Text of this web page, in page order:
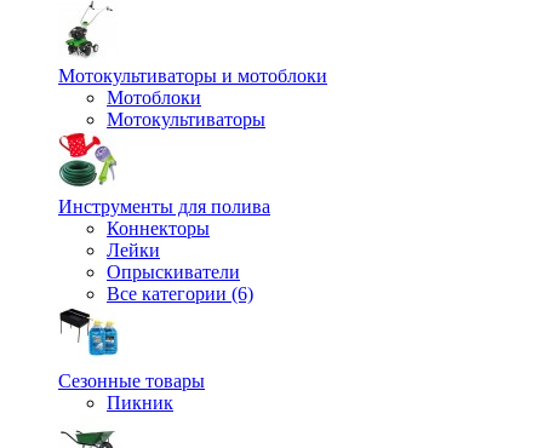
Мотокультиваторы и мотоблоки
Мотоблоки
Мотокультиваторы
Инструменты для полива
Коннекторы
Лейки
Опрыскиватели
Все категории (6)
Сезонные товары
Пикник